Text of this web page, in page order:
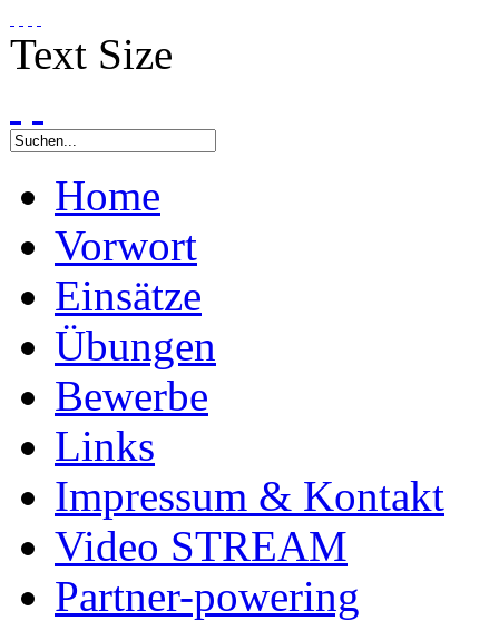
Text Size
Home
Vorwort
Einsätze
Übungen
Bewerbe
Links
Impressum & Kontakt
Video STREAM
Partner-powering